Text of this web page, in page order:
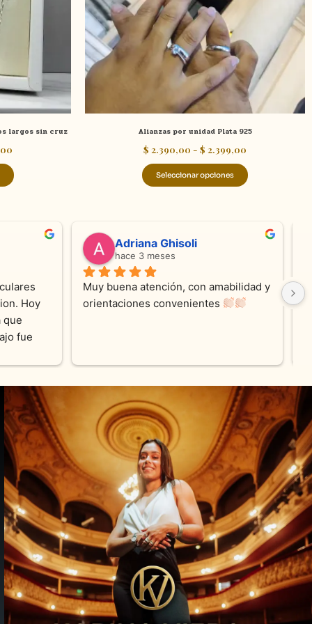
largos sin cruz
pueden
elegir
página
producto
Alianzas por unidad Plata 925
$ 2.390,00 - $ 2.399,00
Seleccionar opciones
pueden
elegir
en
la
página
producto
KV
con
los
valentina silva
hace 6 meses
Muy linda atención, me encanta!!!Es la
segunda vez q compro, siempre